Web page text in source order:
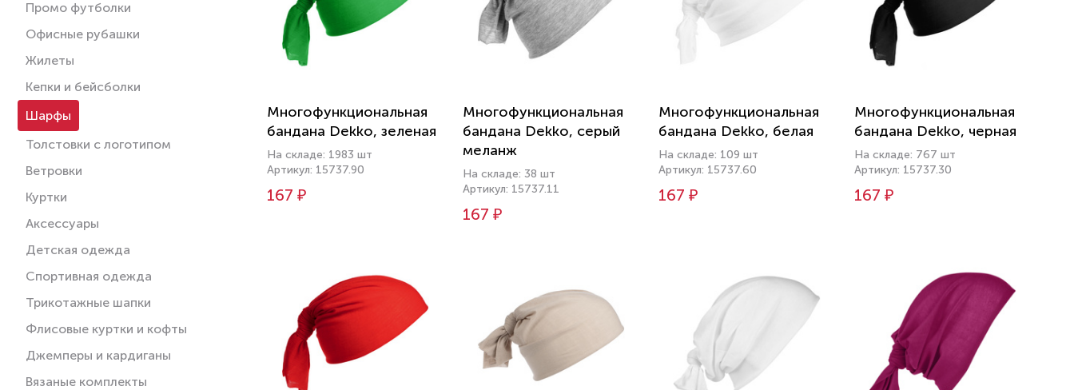
Промо футболки
Офисные рубашки
Жилеты
Кепки и бейсболки
Шарфы
Толстовки с логотипом
Ветровки
Куртки
Аксессуары
Детская одежда
Спортивная одежда
Трикотажные шапки
Флисовые куртки и кофты
Джемперы и кардиганы
Вязаные комплекты
Многофункциональная
бандана Dekko, зеленая
На складе: 1983 шт
Артикул: 15737.90
167 ₽
Многофункциональная
бандана Dekko, серый
меланж
На складе: 38 шт
Артикул: 15737.11
167 ₽
Многофункциональная
бандана Dekko, белая
На складе: 109 шт
Артикул: 15737.60
167 ₽
Многофункциональная
бандана Dekko, черная
На складе: 767 шт
Артикул: 15737.30
167 ₽